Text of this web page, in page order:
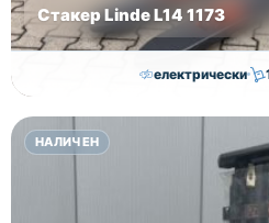
Стакер Linde L14 1173
електрически
7,000.00€
Височина
НАЛИЧЕН